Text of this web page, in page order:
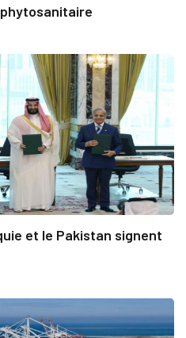
et le Pakistan signent